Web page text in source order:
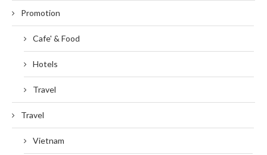
Promotion
Cafe' & Food
Hotels
Travel
Travel
Vietnam